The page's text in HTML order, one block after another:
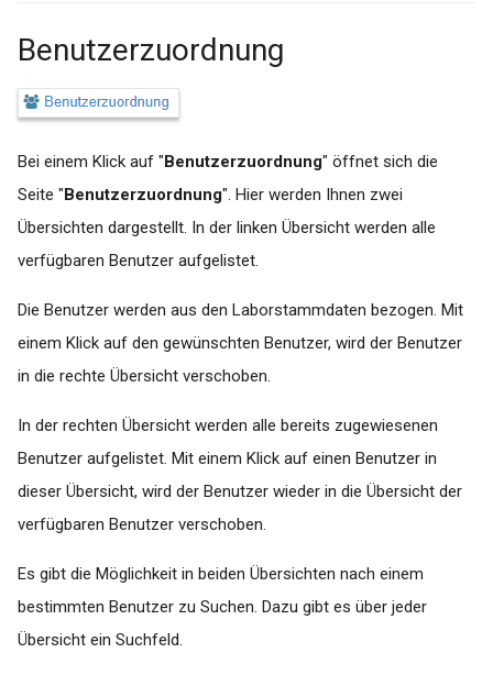
Benutzerzuordnung
Bei einem Klick auf "Benutzerzuordnung" öffnet sich die
Seite "Benutzerzuordnung". Hier werden Ihnen zwei
Übersichten dargestellt. In der linken Übersicht werden alle
verfügbaren Benutzer aufgelistet.
Die Benutzer werden aus den Laborstammdaten bezogen. Mit
einem Klick auf den gewünschten Benutzer, wird der Benutzer
in die rechte Übersicht verschoben.
In der rechten Übersicht werden alle bereits zugewiesenen
Benutzer aufgelistet. Mit einem Klick auf einen Benutzer in
dieser Übersicht, wird der Benutzer wieder in die Übersicht der
verfügbaren Benutzer verschoben.
Es gibt die Möglichkeit in beiden Übersichten nach einem
bestimmten Benutzer zu Suchen. Dazu gibt es über jeder
Übersicht ein Suchfeld.